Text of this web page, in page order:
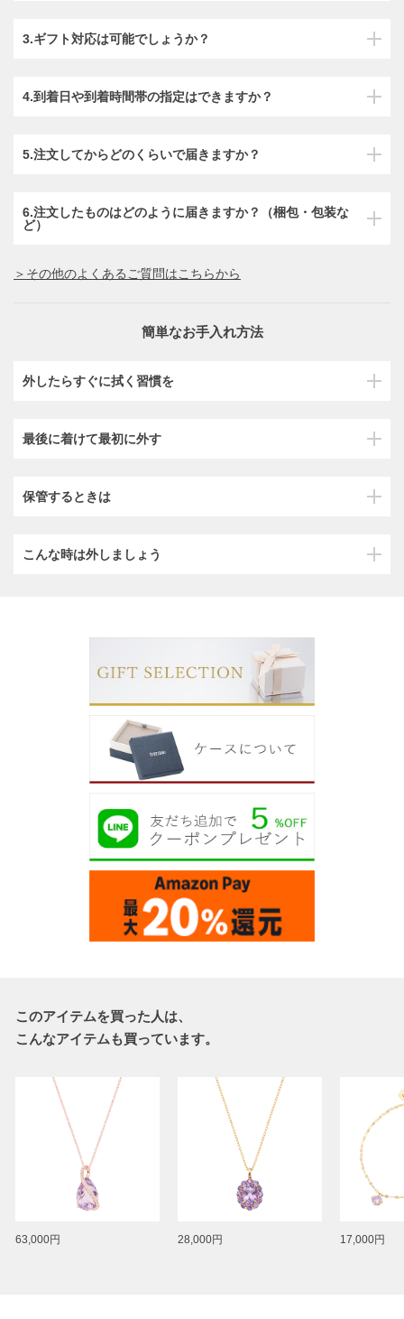
3.ギフト対応は可能でしょうか？
4.到着日や到着時間帯の指定はできますか？
5.注文してからどのくらいで届きますか？
6.注文したものはどのように届きますか？（梱包・包装な
ど）
＞その他のよくあるご質問はこちらから
簡単なお手入れ方法
外したらすぐに拭く習慣を
最後に着けて最初に外す
保管するときは
こんな時は外しましょう
このアイテムを買った人は、
こんなアイテムも買っています。
63,000円 28,000円 17,000円